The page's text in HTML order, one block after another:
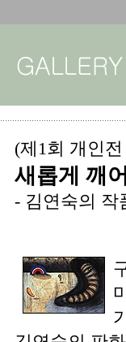
(제1회 개인
새롭게 깨
- 김연숙의 작